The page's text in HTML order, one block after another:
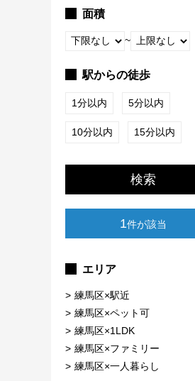
面積
~
駅からの徒歩
1分以内 5分以内
10分以内 15分以内
検索
1件が該当
エリア
練馬区×駅近
練馬区×ペット可
練馬区×1LDK
練馬区×ファミリー
練馬区×一人暮らし